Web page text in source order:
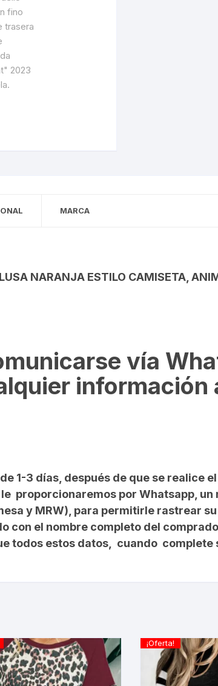
MARCA
NARANJA ESTILO CAMISETA,
vía
información
1-3 días, después de que se realice
proporcionaremos por Whatsapp,
y MRW), para permitirle rastrear
con el nombre completo del
todos estos datos, cuando complete
¡Oferta!